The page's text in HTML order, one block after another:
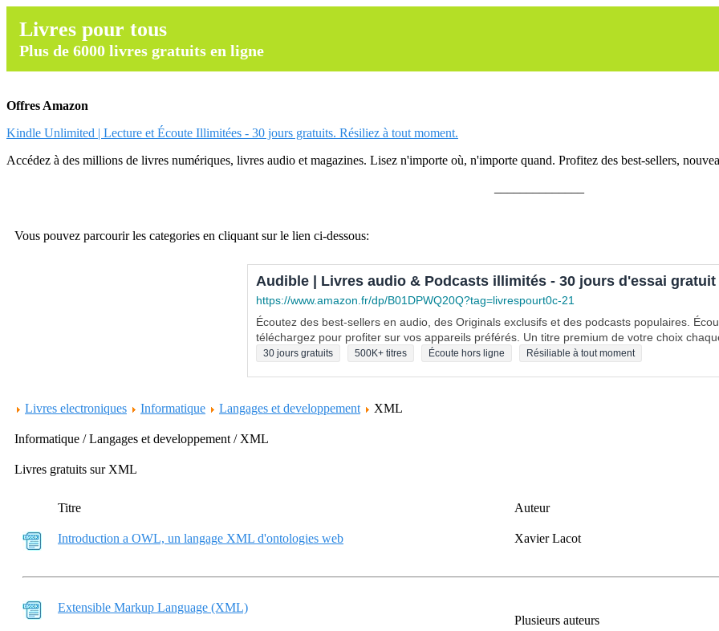
Livres pour tous
Plus de 6000 livres gratuits en ligne
Offres Amazon
Kindle Unlimited | Lecture et Écoute Illimitées - 30 jours gratuits. Résiliez à tout moment.
Accédez à des millions de livres numériques, livres audio et magazines. Lisez n'importe où, n'importe quand. Profitez des best-sellers,
Vous pouvez parcourir les categories en cliquant sur le lien ci-dessous:
Audible | Livres audio & Podcasts illimités - 30 jours d'essai gratuit
https://www.amazon.fr/dp/B01DPWQ20Q?tag=livrespourt0c-21
Écoutez des best-sellers en audio, des Originals exclusifs et des podcasts populaires.
téléchargez pour profiter sur vos appareils préférés. Un titre premium de votre choix
30 jours gratuits 500K+ titres Écoute hors ligne Résiliable à tout moment
Livres electroniques Informatique Langages et developpement XML
Informatique / Langages et developpement / XML
Livres gratuits sur XML
Titre Auteur
Introduction a OWL, un langage XML d'ontologies web Xavier Lacot
Extensible Markup Language (XML)
Plusieurs auteurs